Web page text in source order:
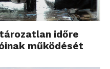
időre
működését